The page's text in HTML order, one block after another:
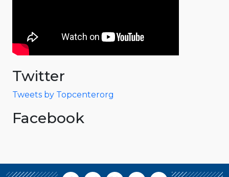
Twitter
Tweets by Topcenterorg
Facebook